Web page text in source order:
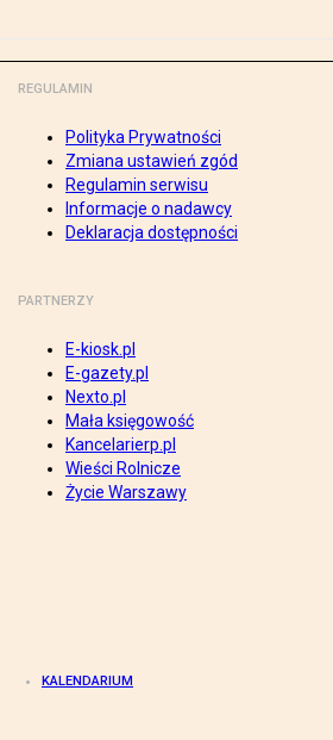
REGULAMIN
Polityka Prywatności
Zmiana ustawień zgód
Regulamin serwisu
Informacje o nadawcy
Deklaracja dostępności
PARTNERZY
E-kiosk.pl
E-gazety.pl
Nexto.pl
Mała księgowość
Kancelarierp.pl
Wieści Rolnicze
Życie Warszawy
KALENDARIUM